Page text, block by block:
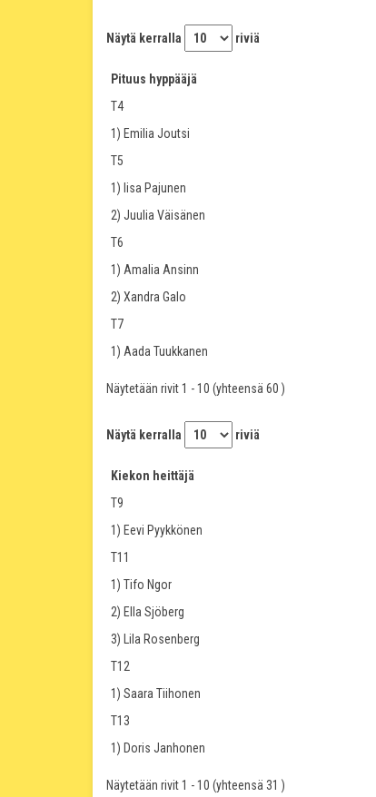
Näytä kerralla riviä
Pituus hyppääjä
T4
1) Emilia Joutsi
T5
1) Iisa Pajunen
2) Juulia Väisänen
T6
1) Amalia Ansinn
2) Xandra Galo
T7
1) Aada Tuukkanen
Näytetään rivit 1 - 10 (yhteensä 60 )
Näytä kerralla riviä
Kiekon heittäjä
T9
1) Eevi Pyykkönen
T11
1) Tifo Ngor
2) Ella Sjöberg
3) Lila Rosenberg
T12
1) Saara Tiihonen
T13
1) Doris Janhonen
Näytetään rivit 1 - 10 (yhteensä 31 )